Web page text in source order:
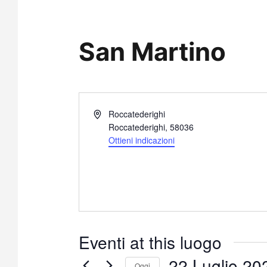
San Martino
I
Roccatederighi
Roccatederighi, 58036
Ottieni indicazioni
Eventi at this luogo